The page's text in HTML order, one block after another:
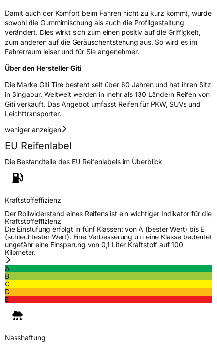
HerstellerkontaktGiti Tire Deutschland GmbH, Giti Tire
Deutschland GmbH Hollerithallee 18a 30419
Hannover Germany,
label.information@eu.giti.com
Damit auch der Komfort beim Fahren nicht zu kurz kommt, wurde
sowohl die Gummimischung als auch die Profilgestaltung
verändert. Dies wirkt sich zum einen positiv auf die Griffigkeit,
zum anderen auf die Geräuschentstehung aus. So wird es im
Fahrerraum leiser und für Sie angenehmer.
Über den Hersteller Giti
Die Marke Giti Tire besteht seit über 60 Jahren und hat ihren Sitz
in Singapur. Weltweit werden in mehr als 130 Ländern Reifen von
Giti verkauft. Das Angebot umfasst Reifen für PKW, SUVs und
Leichttransporter.
weniger anzeigen
EU Reifenlabel
Die Bestandteile des EU Reifenlabels im Überblick
Kraftstoffeffizienz
Der Rollwiderstand eines Reifens ist ein wichtiger Indikator für die
Kraftstoffeffizienz.
Die Einstufung erfolgt in fünf Klassen: von A (bester Wert) bis E
(schlechtester Wert). Eine Verbesserung um eine Klasse bedeutet
ungefähr eine Einsparung von 0,1 Liter Kraftstoff auf 100
Kilometer.
A
B
C
D
E
Nasshaftung